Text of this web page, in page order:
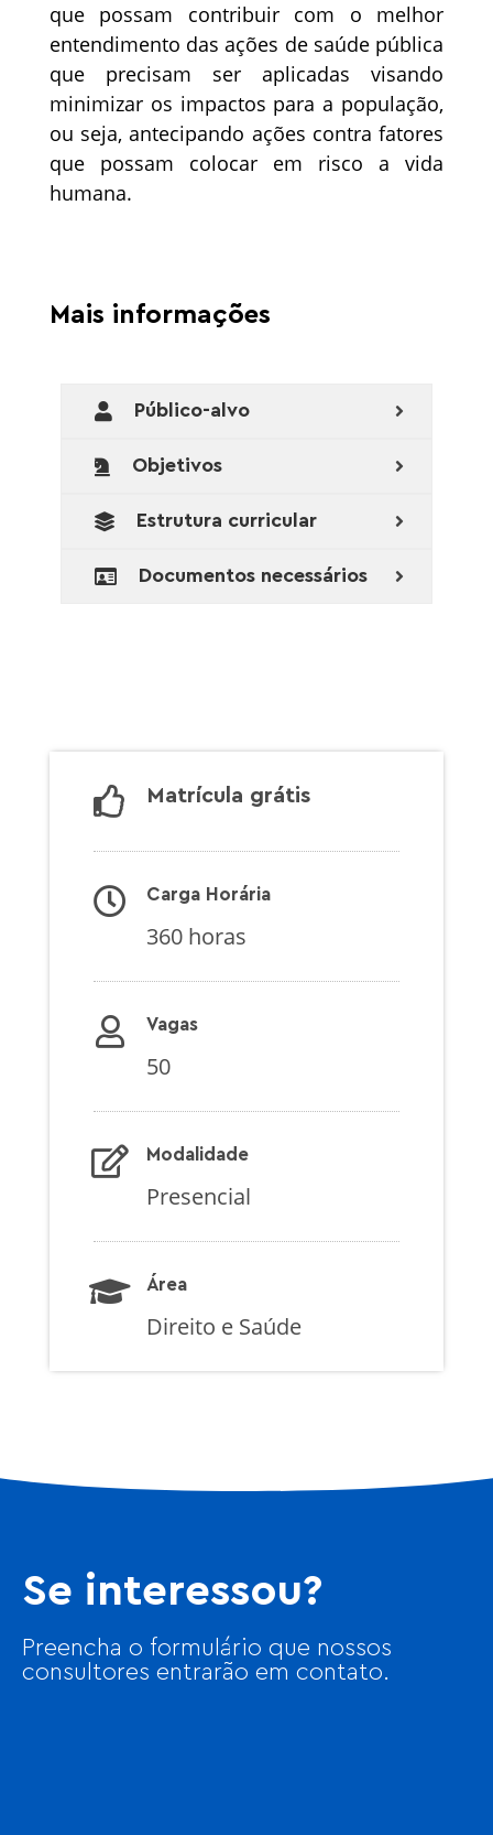
que possam contribuir com o melhor
entendimento das ações de saúde pública
que precisam ser aplicadas visando
minimizar os impactos para a população,
ou seja, antecipando ações contra fatores
que possam colocar em risco a vida
humana.
Mais informações
Público-alvo
Objetivos
Estrutura curricular
Documentos necessários
Matrícula grátis
Carga Horária
360 horas
Vagas
50
Modalidade
Presencial
Área
Direito e Saúde
Se interessou?
Preencha o formulário que nossos
consultores entrarão em contato.